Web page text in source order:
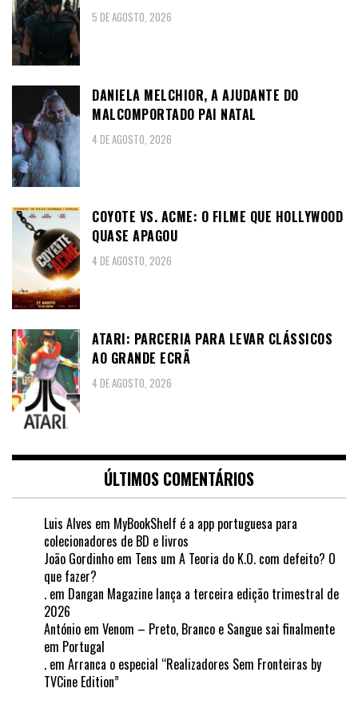
5 DE AGOSTO, 2026
DANIELA MELCHIOR, A AJUDANTE DO
MALCOMPORTADO PAI NATAL
4 DE AGOSTO, 2026
COYOTE VS. ACME: O FILME QUE HOLLYWOOD
QUASE APAGOU
4 DE AGOSTO, 2026
ATARI: PARCERIA PARA LEVAR CLÁSSICOS
AO GRANDE ECRÃ
4 DE AGOSTO, 2026
ÚLTIMOS COMENTÁRIOS
Luis Alves em MyBookShelf é a app portuguesa para
colecionadores de BD e livros
João Gordinho em Tens um A Teoria do K.O. com defeito? O
que fazer?
. em Dangan Magazine lança a terceira edição trimestral de
2026
António em Venom – Preto, Branco e Sangue sai finalmente
em Portugal
. em Arranca o especial “Realizadores Sem Fronteiras by
TVCine Edition”